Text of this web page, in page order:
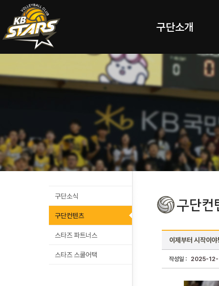
구단소개
구단소식
구단컨텐츠
스타즈 파트너스
스타즈 스쿨어택
이제부터 시작
작성일 : 2025-12-